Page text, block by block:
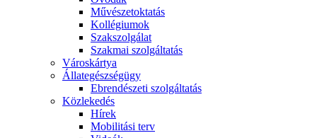
Művészetoktatás
Kollégiumok
Szakszolgálat
Szakmai szolgáltatás
Városkártya
Állategészségügy
Ebrendészeti szolgáltatás
Közlekedés
Hírek
Mobilitási terv